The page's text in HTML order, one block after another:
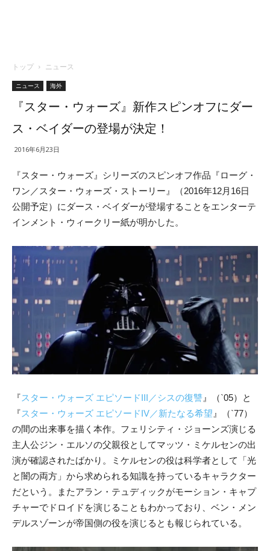
トップ ニュース
ニュース 海外
『スター・ウォーズ』新作スピンオフにダー
ス・ベイダーの登場が決定！
2016年6月23日
『スター・ウォーズ』シリーズのスピンオフ作品『ローグ・
ワン／スター・ウォーズ・ストーリー』（2016年12月16日
公開予定）にダース・ベイダーが登場することをエンターテ
インメント・ウィークリー紙が明かした。
『スター・ウォーズ エピソードIII／シスの復讐 』（`05）と
『スター・ウォーズ エピソードIV／新たなる希望 』（`77）
の間の出来事を描く本作。フェリシティ・ジョーンズ演じる
主人公ジン・エルソの父親役としてマッツ・ミケルセンの出
演が確認されたばかり。ミケルセンの役は科学者として「光
と闇の両方」から求められる知識を持っているキャラクター
だという。またアラン・テュディックがモーション・キャプ
チャーでドロイドを演じることもわかっており、ベン・メン
デルスゾーンが帝国側の役を演じるとも報じられている。